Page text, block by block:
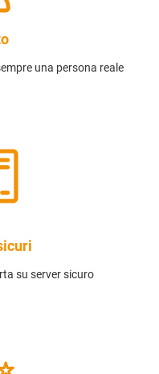
una persona reale
su server sicuro